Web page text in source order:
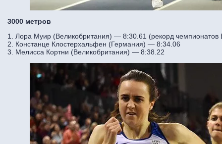
3000 метров
1. Лора Муир (Великобритания) — 8:30.61 (рекорд чемпионатов
2. Констанце Клостерхальфен (Германия) — 8:34.06
3. Мелисса Кортни (Великобритания) — 8:38.22